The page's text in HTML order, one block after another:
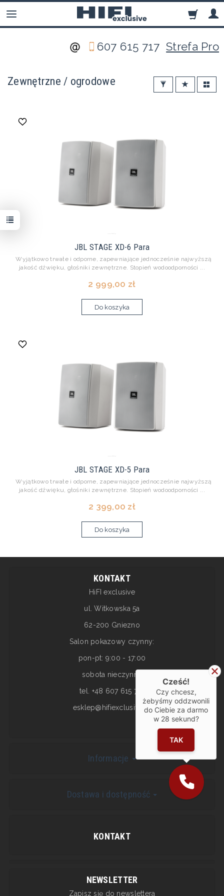
607 615 717Strefa Pro
Zewnętrzne / ogrodowe
JBL STAGE XD-6 Para
Wyjątkowo trwałe i odporne, zapewniające jednocześnie najwyższą
jakość dźwięku, głośniki zewnętrzne. Stopień wodoodporności ...
2 999,00 zł
Do koszyka
JBL STAGE XD-5 Para
Wyjątkowo trwałe i odporne, zapewniające jednocześnie najwyższą
jakość dźwięku, głośniki zewnętrzne. Stopień wodoodporności ...
2 399,00 zł
Do koszyka
KONTAKT
HiFI exclusive
ul. Witkowska 5a
62-200 Gniezno
Salon pokazowy czynny:
pon-pt: 9:00 - 17:00
sobota nieczynne
tel. +48 607 615 717
esklep@hifiexclusive.pl
Informacje
Dostawa i dostępność
KONTAKT
NEWSLETTER
Zapisz się do newslettera
Cześć!
Czy chcesz,
żebyśmy oddzwonili
do Ciebie za darmo
w 28 sekund?
TAK